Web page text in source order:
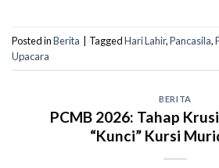
Posted inBerita TaggedHari Lahir,Pancasila,
Upacara
BERITA
PCMB 2026: Tahap
“Kunci” Kursi